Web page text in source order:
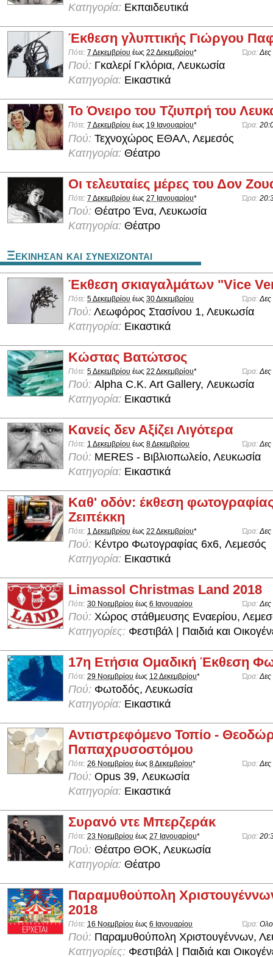
Κατηγορία: Εκπαιδευτικά
Έκθεση γλυπτικής Γιώργου
Πότε: 7 Δεκεμβρίου έως 22 Δεκεμβρίου* Ώρα:Δες
Πού: Γκαλερί Γκλόρια, Λευκωσία
Κατηγορία: Εικαστικά
Το Όνειρο του Τζιυπρή του
Πότε: 7 Δεκεμβρίου έως 19 Ιανουαρίου* Ώρα:
Πού: Τεχνοχώρος ΕΘΑΛ, Λεμεσός
Κατηγορία: Θέατρο
Οι τελευταίες μέρες του Δον
Πότε: 7 Δεκεμβρίου έως 27 Ιανουαρίου* Ώρα:
Πού: Θέατρο Ένα, Λευκωσία
Κατηγορία: Θέατρο
Ξεκινησαν και συνεχιζονται
Έκθεση σκιαγαλμάτων "Vice
Πότε: 5 Δεκεμβρίου έως 30 Δεκεμβρίου Ώρα: Δες
Πού: Λεωφόρος Στασίνου 1, Λευκωσία
Κατηγορία: Εικαστικά
Κώστας Βατώτσος
Πότε: 5 Δεκεμβρίου έως 22 Δεκεμβρίου* Ώρα:Δες
Πού: Alpha C.K. Art Gallery, Λευκωσία
Κατηγορία: Εικαστικά
Κανείς δεν Αξίζει Λιγότερα
Πότε: 1 Δεκεμβρίου έως 8 Δεκεμβρίου Ώρα:Δες
Πού: MERES - Βιβλιοπωλείο, Λευκωσία
Κατηγορία: Εικαστικά
Καθ' οδόν: έκθεση
Ζειπέκκη
Πότε: 1 Δεκεμβρίου έως 22 Δεκεμβρίου* Ώρα:Δες
Πού: Kέντρο Φωτογραφίας 6x6, Λεμεσός
Κατηγορία: Εικαστικά
Limassol Christmas Land 2018
Πότε: 30 Νοεμβρίου έως 6 Ιανουαρίου Ώρα:Δες
Πού: Χώρος στάθμευσης Εναερίου,
Κατηγορίες: Φεστιβάλ | Παιδιά και
17η Ετήσια Ομαδική Έκθεση
Πότε: 29 Νοεμβρίου έως 12 Δεκεμβρίου* Ώρα:Δες
Πού: Φωτοδός, Λευκωσία
Κατηγορία: Εικαστικά
Αντιστρεφόμενο Τοπίο -
Παπαχρυσοστόμου
Πότε: 26 Νοεμβρίου έως 8 Δεκεμβρίου* Ώρα:Δες
Πού: Opus 39, Λευκωσία
Κατηγορία: Εικαστικά
Συρανό ντε Μπερζεράκ
Πότε: 23 Νοεμβρίου έως 27 Ιανουαρίου* Ώρα:
Πού: Θέατρο ΘΟΚ, Λευκωσία
Κατηγορία: Θέατρο
Παραμυθούπολη
2018
Πότε: 16 Νοεμβρίου έως 6 Ιανουαρίου Ώρα:
Πού: Παραμυθούπολη Χριστουγέννων,
Κατηγορίες: Φεστιβάλ | Παιδιά και